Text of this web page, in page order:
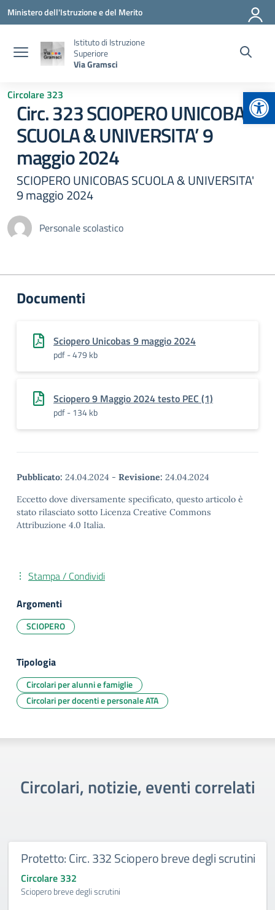
Vai ai contenuti
Vai al menu di navigazione
Vai al footer
Ministero dell'Istruzione e del Merito
Istituto di Istruzione
Superiore
Via Gramsci
Circolare 323
Circ. 323 SCIOPERO UNICOBAS
SCUOLA & UNIVERSITA’ 9
maggio 2024
SCIOPERO UNICOBAS SCUOLA & UNIVERSITA'
9 maggio 2024
Personale scolastico
Documenti
Sciopero Unicobas 9 maggio 2024
pdf - 479 kb
Sciopero 9 Maggio 2024 testo PEC (1)
pdf - 134 kb
Pubblicato: 24.04.2024 - Revisione: 24.04.2024
Eccetto dove diversamente specificato, questo articolo è
stato rilasciato sotto Licenza Creative Commons
Attribuzione 4.0 Italia.
Stampa / Condividi
Argomenti
SCIOPERO
Tipologia
Circolari per alunni e famiglie
Circolari per docenti e personale ATA
Circolari, notizie, eventi correlati
Protetto: Circ. 332 Sciopero breve degli scrutini
Circolare 332
Sciopero breve degli scrutini